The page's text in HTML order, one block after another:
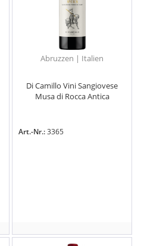
Abruzzen | Italien
Di Camillo Vini Sangiovese
Musa di Rocca Antica
Art.-Nr.:3365